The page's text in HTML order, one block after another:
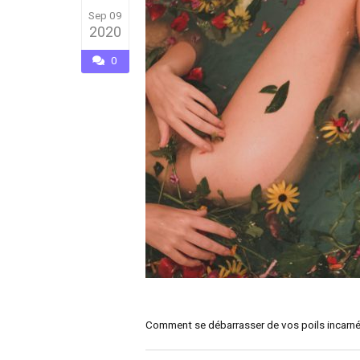
Sep 09
2020
0
Comment se débarrasser de vos poils